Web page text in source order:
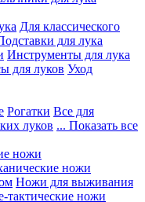
Для классического
для лука
Инструменты для лука
для луков Уход
Рогатки Все для
луков ... Показать все
ножи
ножи
Ножи для выживания
тактические ножи